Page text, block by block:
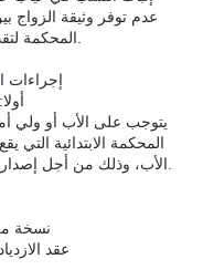
عدم توفر وثيقة الزواج
إجراءات
يتوجب على الأب أو ولي
المحكمة الابتدائية
نسخة
عقد